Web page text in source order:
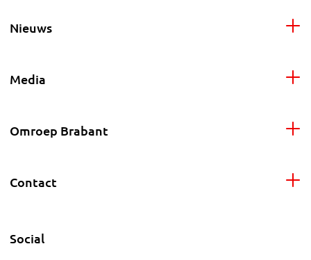
Nieuws
Media
Omroep Brabant
Contact
Social